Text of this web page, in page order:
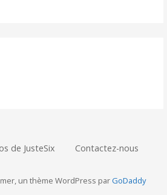
de JusteSix Contactez-nous
un thème WordPress parGoDaddy